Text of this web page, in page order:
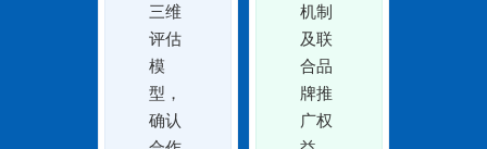
三维
评估
模
型，
确认
机制
及联
合品
牌推
广权